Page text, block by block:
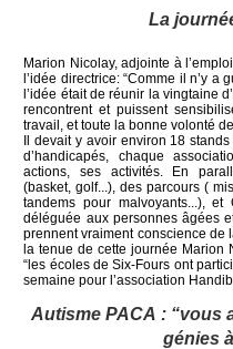
La
Marion Nicolay, adjointe à
l’idée directrice: “Comme il n’y a
l’idée était de réunir la vingtaine
rencontrent et puissent
travail, et toute la bonne volonté
Il devait y avoir environ 18
d’handicapés, chaque
actions, ses activités. En
(basket, golf...), des parcours (
tandems pour malvoyants...),
déléguée aux personnes âgées
prennent vraiment conscience de
la tenue de cette journée Marion
“les écoles de Six-Fours ont
semaine pour l’association
Autisme PACA : “vous
génies